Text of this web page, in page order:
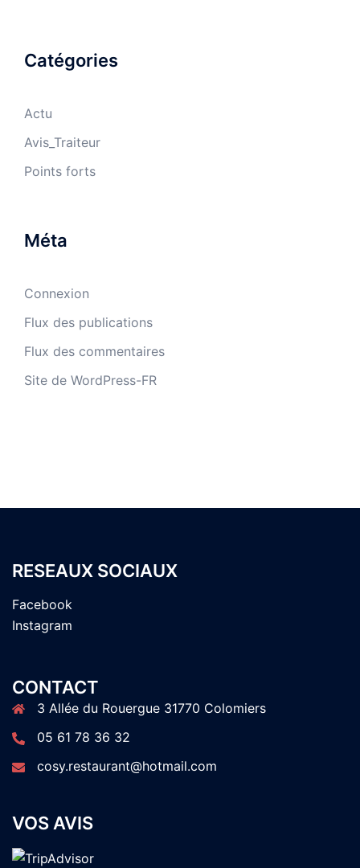
Catégories
Actu
Avis_Traiteur
Points forts
Méta
Connexion
Flux des publications
Flux des commentaires
Site de WordPress-FR
RESEAUX SOCIAUX
Facebook
Instagram
CONTACT
3 Allée du Rouergue 31770 Colomiers
05 61 78 36 32
cosy.restaurant@hotmail.com
VOS AVIS